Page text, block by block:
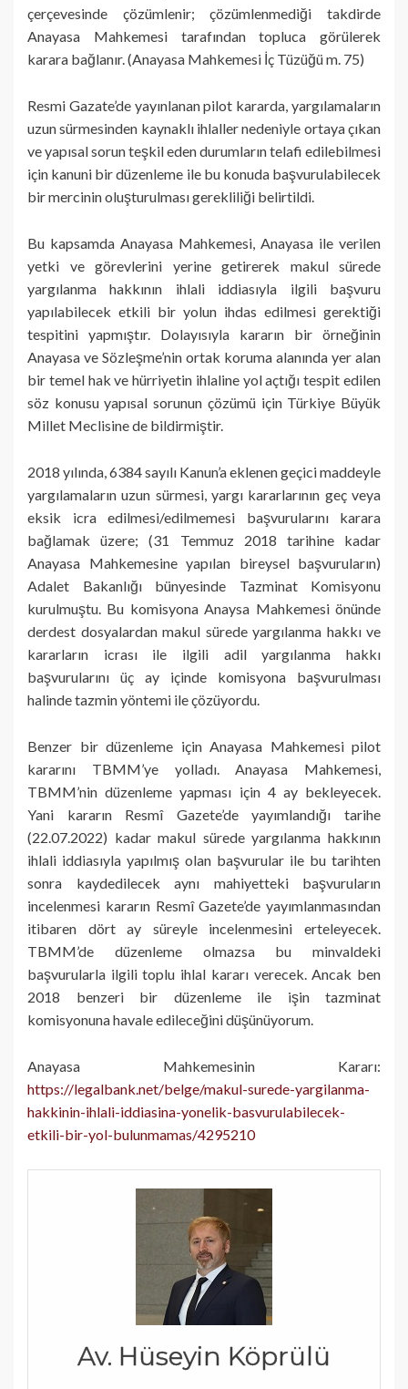
çerçevesinde çözümlenir; çözümlenmediği takdirde
Anayasa Mahkemesi tarafından topluca görülerek
karara bağlanır. (Anayasa Mahkemesi İç Tüzüğü m. 75)
Resmi Gazate’de yayınlanan pilot kararda, yargılamaların
uzun sürmesinden kaynaklı ihlaller nedeniyle ortaya çıkan
ve yapısal sorun teşkil eden durumların telafi edilebilmesi
için kanuni bir düzenleme ile bu konuda başvurulabilecek
bir mercinin oluşturulması gerekliliği belirtildi.
Bu kapsamda Anayasa Mahkemesi, Anayasa ile verilen
yetki ve görevlerini yerine getirerek makul sürede
yargılanma hakkının ihlali iddiasıyla ilgili başvuru
yapılabilecek etkili bir yolun ihdas edilmesi gerektiği
tespitini yapmıştır. Dolayısıyla kararın bir örneğinin
Anayasa ve Sözleşme’nin ortak koruma alanında yer alan
bir temel hak ve hürriyetin ihlaline yol açtığı tespit edilen
söz konusu yapısal sorunun çözümü için Türkiye Büyük
Millet Meclisine de bildirmiştir.
2018 yılında, 6384 sayılı Kanun’a eklenen geçici maddeyle
yargılamaların uzun sürmesi, yargı kararlarının geç veya
eksik icra edilmesi/edilmemesi başvurularını karara
bağlamak üzere; (31 Temmuz 2018 tarihine kadar
Anayasa Mahkemesine yapılan bireysel başvuruların)
Adalet Bakanlığı bünyesinde Tazminat Komisyonu
kurulmuştu. Bu komisyona Anaysa Mahkemesi önünde
derdest dosyalardan makul sürede yargılanma hakkı ve
kararların icrası ile ilgili adil yargılanma hakkı
başvurularını üç ay içinde komisyona başvurulması
halinde tazmin yöntemi ile çözüyordu.
Benzer bir düzenleme için Anayasa Mahkemesi pilot
kararını TBMM’ye yolladı. Anayasa Mahkemesi,
TBMM’nin düzenleme yapması için 4 ay bekleyecek.
Yani kararın Resmî Gazete’de yayımlandığı tarihe
(22.07.2022) kadar makul sürede yargılanma hakkının
ihlali iddiasıyla yapılmış olan başvurular ile bu tarihten
sonra kaydedilecek aynı mahiyetteki başvuruların
incelenmesi kararın Resmî Gazete’de yayımlanmasından
itibaren dört ay süreyle incelenmesini erteleyecek.
TBMM’de düzenleme olmazsa bu minvaldeki
başvurularla ilgili toplu ihlal kararı verecek. Ancak ben
2018 benzeri bir düzenleme ile işin tazminat
komisyonuna havale edileceğini düşünüyorum.
Anayasa Mahkemesinin Kararı:
https://legalbank.net/belge/makul-surede-yargilanma-
hakkinin-ihlali-iddiasina-yonelik-basvurulabilecek-
etkili-bir-yol-bulunmamas/4295210
Av. Hüseyin Köprülü